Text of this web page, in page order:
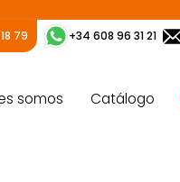
79 +34 608 96 31 21
somos Catálogo